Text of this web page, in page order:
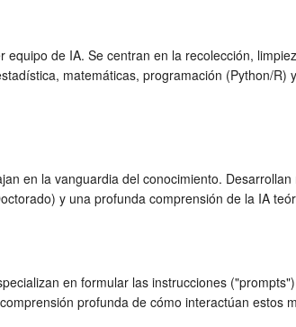
de IA. Se centran en la recolección,
matemáticas, programación (Python/
en la vanguardia del conocimiento.
y una profunda comprensión de la IA
en formular las instrucciones
profunda de cómo interactúan estos